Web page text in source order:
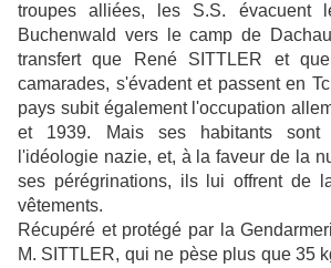
troupes alliées, les S.S. évacuent
Buchenwald vers le camp de
transfert que René SITTLER et
camarades, s'évadent et passent en
pays subit également l'occupation
et 1939. Mais ses habitants sont
l'idéologie nazie, et, à la faveur de la
ses pérégrinations, ils lui offrent de
vêtements.
Récupéré et protégé par la
M. SITTLER, qui ne pèse plus que 35